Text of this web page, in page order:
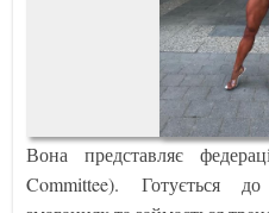
Вона представляє
Committee). Готується